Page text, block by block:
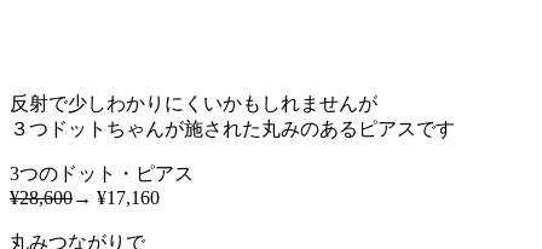
反射で少しわかりにくいかもしれませんが
３つドットちゃんが施された丸みのあるピアスです
3つのドット・ピアス
¥28,600→ ¥17,160
丸みつながりで